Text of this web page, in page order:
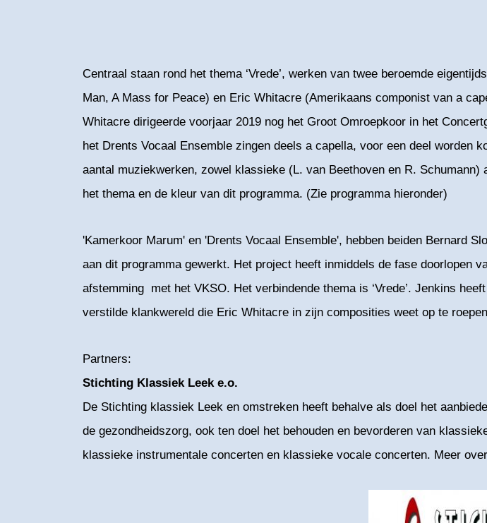
Centraal staan rond het thema ‘Vrede’, werken van twee beroemde
Man, A Mass for Peace) en Eric Whitacre (Amerikaans componist van a
Whitacre dirigeerde voorjaar 2019 nog het Groot Omroepkoor in het
het Drents Vocaal Ensemble zingen deels a capella, voor een deel worden
aantal muziekwerken, zowel klassieke (L. van Beethoven en R.
het thema en de kleur van dit programma. (Zie programma hieronder)
'Kamerkoor Marum' en 'Drents Vocaal Ensemble', hebben beiden Bernard
aan dit programma gewerkt. Het project heeft inmiddels de fase doorlopen
afstemming met het VKSO. Het verbindende thema is ‘Vrede’. Jenkins
verstilde klankwereld die Eric Whitacre in zijn composities weet op te
Partners:
Stichting Klassiek Leek e.o.
De Stichting klassiek Leek en omstreken heeft behalve als doel het
de gezondheidszorg, ook ten doel het behouden en bevorderen van
klassieke instrumentale concerten en klassieke vocale concerten. Meer